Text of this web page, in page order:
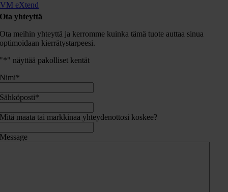
eXtend
Ota yhteyttä
Ota meihin yhteyttä ja kerromme kuinka tämä tuote auttaa sinua
optimoidaan kierrätystarpeesi.
"*" näyttää pakolliset kentät
Nimi*
Sähköposti*
Mitä maata tai markkinaa yhteydenottosi koskee?
Message